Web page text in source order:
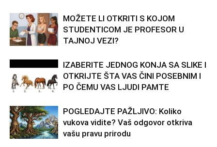
MOŽETE LI OTKRITI S KOJOM
STUDENTICOM JE PROFESOR U
TAJNOJ VEZI?
IZABERITE JEDNOG KONJA SA SLIKE I
OTKRIJTE ŠTA VAS ČINI POSEBNIM I
PO ČEMU VAS LJUDI PAMTE
POGLEDAJTE PAŽLJIVO: Koliko
vukova vidite? Vaš odgovor otkriva
vašu pravu prirodu